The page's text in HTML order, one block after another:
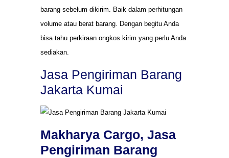
barang sebelum dikirim. Baik dalam perhitungan
volume atau berat barang. Dengan begitu Anda
bisa tahu perkiraan ongkos kirim yang perlu Anda
sediakan.
Jasa Pengiriman Barang
Jakarta Kumai
Makharya Cargo, Jasa
Pengiriman Barang